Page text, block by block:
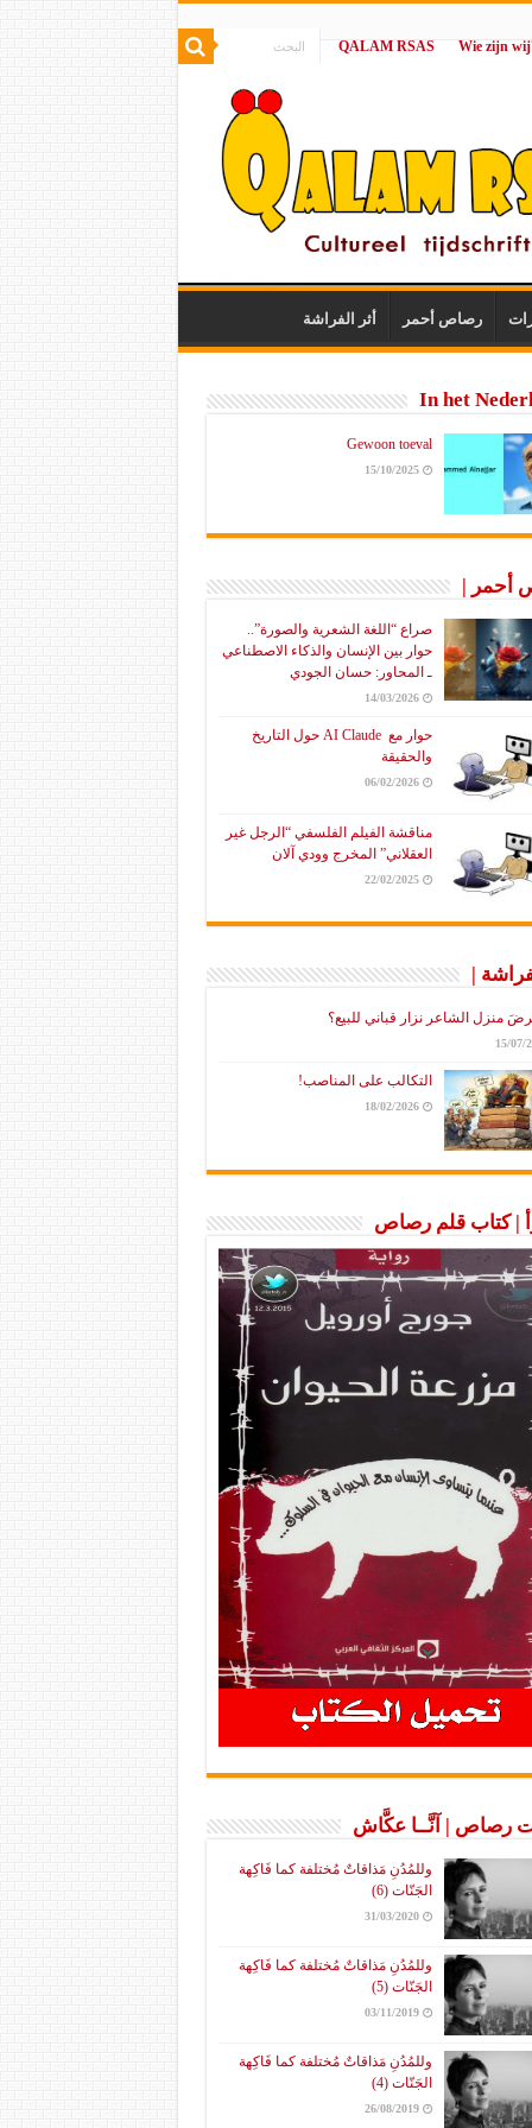
|
QALAM RSAS
رصاص أحمر أثر الفراشة
In het
Gewoon toeval
15/10/2025
أحمر |
صراع “اللغة الشعرية والصورة”..
حوار بين الإنسان والذكاء الاصطناعي
ـ المحاور: حسان الجودي
14/03/2026
حوار مع AI Claude حول التاريخ
والحقيقة
06/02/2026
مناقشة الفيلم الفلسفي “الرجل غير
العقلاني” المخرج وودي آلان
22/02/2025
|
منزل الشاعر نزار قباني للبيع؟
15/07/
التكالب على المناصب!
18/02/2026
| كتاب قلم رصاص
رصاص | آنَّــا عكَّاش
وللمُدُنِ مَذاقاتٌ مُختلفة كما فَاكِهة
الجَنّات (6)
31/03/2020
وللمُدُنِ مَذاقاتٌ مُختلفة كما فَاكِهة
الجَنّات (5)
03/11/2019
وللمُدُنِ مَذاقاتٌ مُختلفة كما فَاكِهة
الجَنّات (4)
26/08/2019